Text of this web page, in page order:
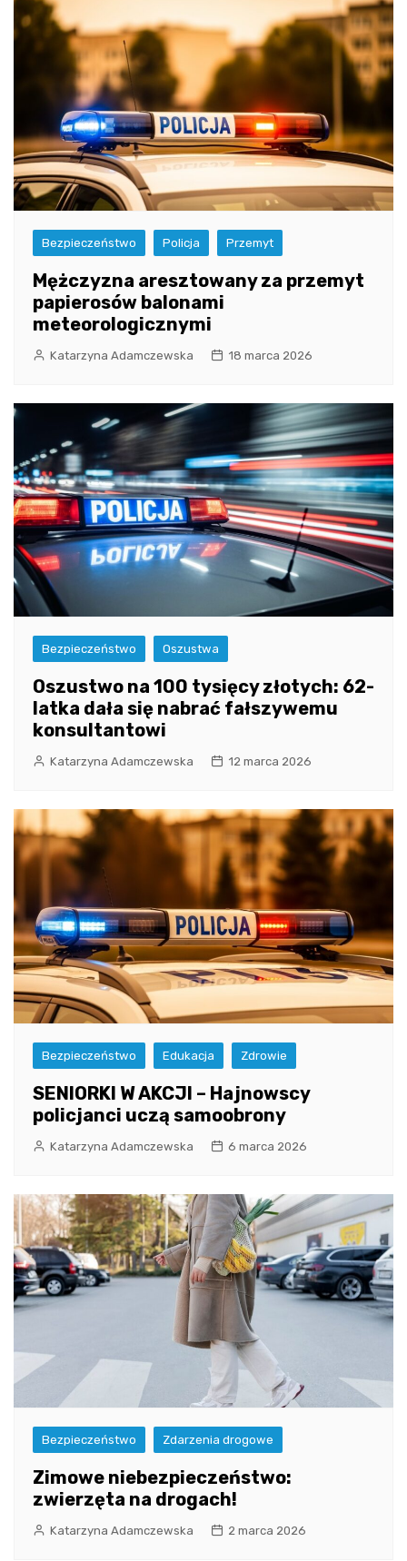
Bezpieczeństwo Policja Przemyt
Mężczyzna aresztowany za przemyt
papierosów balonami
meteorologicznymi
Katarzyna Adamczewska 18 marca 2026
Bezpieczeństwo Oszustwa
Oszustwo na 100 tysięcy złotych: 62-
latka dała się nabrać fałszywemu
konsultantowi
Katarzyna Adamczewska 12 marca 2026
Bezpieczeństwo Edukacja Zdrowie
SENIORKI W AKCJI – Hajnowscy
policjanci uczą samoobrony
Katarzyna Adamczewska 6 marca 2026
Bezpieczeństwo Zdarzenia drogowe
Zimowe niebezpieczeństwo:
zwierzęta na drogach!
Katarzyna Adamczewska 2 marca 2026